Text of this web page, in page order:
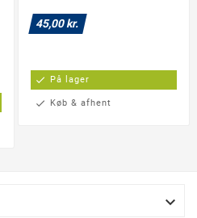
45,00 kr.
check På lager
check Køb & afhent
